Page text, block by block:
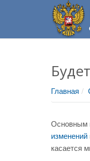
Главная
Основным
изменений
касается